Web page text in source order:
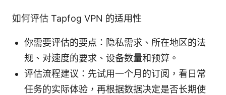
如何评估 Tapfog VPN 的适用性
你需要评估的要点：隐私需求、所在地区的法
规、对速度的要求、设备数量和预算。
评估流程建议：先试用一个月的订阅，看日常
任务的实际体验，再根据数据决定是否长期使